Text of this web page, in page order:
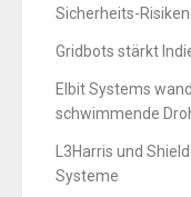
Sicherheits-Risiken
Gridbots stärkt
Elbit Systems
schwimmende
L3Harris und
Systeme